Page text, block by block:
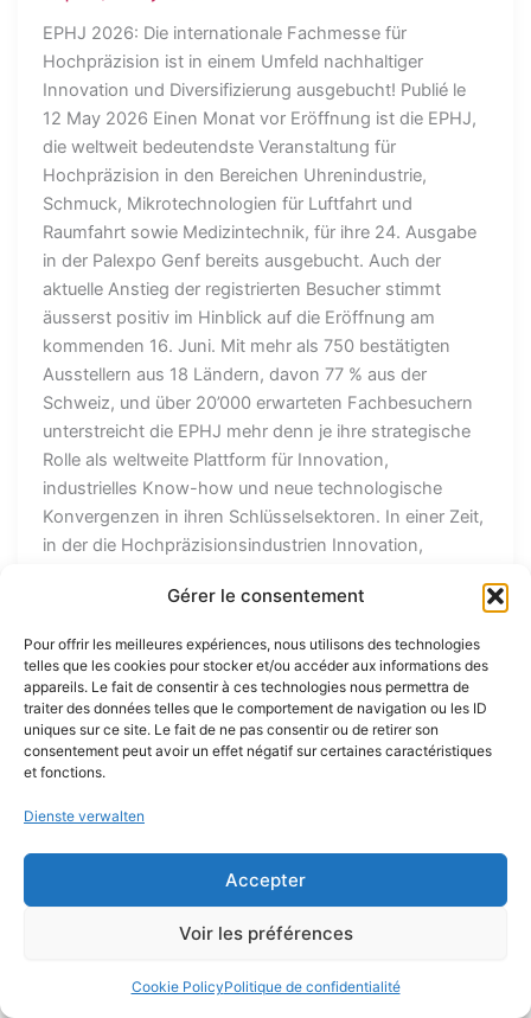
Gérer le consentement
Pour offrir les meilleures expériences, nous utilisons des technologies
telles que les cookies pour stocker et/ou accéder aux informations des
appareils. Le fait de consentir à ces technologies nous permettra de
traiter des données telles que le comportement de navigation ou les ID
uniques sur ce site. Le fait de ne pas consentir ou de retirer son
consentement peut avoir un effet négatif sur certaines caractéristiques
et fonctions.
Dienste verwalten
Accepter
Voir les préférences
Cookie PolicyPolitique de confidentialité
EPHJ 2026: Die internationale Fachmesse für
Hochpräzision ist in einem Umfeld nachhaltiger
Innovation und Diversifizierung ausgebucht! Publié le
12 May 2026 Einen Monat vor Eröffnung ist die EPHJ,
die weltweit bedeutendste Veranstaltung für
Hochpräzision in den Bereichen Uhrenindustrie,
Schmuck, Mikrotechnologien für Luftfahrt und
Raumfahrt sowie Medizintechnik, für ihre 24. Ausgabe
in der Palexpo Genf bereits ausgebucht. Auch der
aktuelle Anstieg der registrierten Besucher stimmt
äusserst positiv im Hinblick auf die Eröffnung am
kommenden 16. Juni. Mit mehr als 750 bestätigten
Ausstellern aus 18 Ländern, davon 77 % aus der
Schweiz, und über 20’000 erwarteten Fachbesuchern
unterstreicht die EPHJ mehr denn je ihre strategische
Rolle als weltweite Plattform für Innovation,
industrielles Know-how und neue technologische
Konvergenzen in ihren Schlüsselsektoren. In einer Zeit,
in der die Hochpräzisionsindustrien Innovation,
Absatzmärkte miteinander verbinden müssen, erweist
Transformationen. Einen Monat vor Messebeginn
verzeichnete die Veranstaltung bereits 5 % mehr
registrierte Besucher – ein Zeichen für das wachsende
Interesse an einem Ökosystem, das sowohl den
Erwartungen der traditionellen Uhrenindustrie als auch
Medizintechnik, Luftfahrt und Raumfahrt gerecht wird.
Getreu ihrer DNA bleibt die EPHJ die Messe, auf der
Zulieferer, Technologieanbieter, Prozessspezialisten
Mittelpunkt stehen. Auch wenn Uhrenindustrie und
bleiben, zeigt die Ausgabe 2026 einmal mehr den